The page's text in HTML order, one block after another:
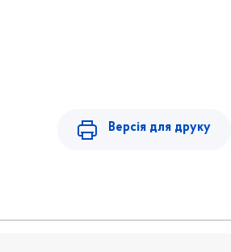
Версія для друку